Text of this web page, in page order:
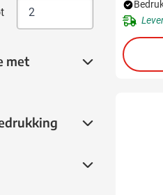
met bedrukking
met